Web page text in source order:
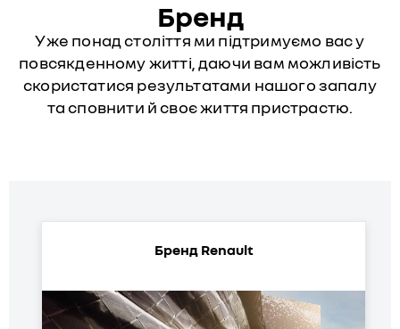
Бренд
Уже понад століття ми підтримуємо вас у
повсякденному житті, даючи вам можливість
скористатися результатами нашого запалу
та сповнити й своє життя пристрастю.
Бренд Renault